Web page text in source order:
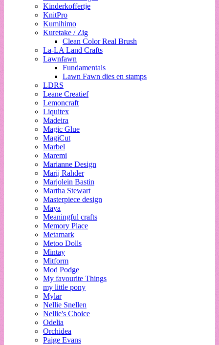
Kinderkoffertje
KnitPro
Kumihimo
Kuretake / Zig
Clean Color Real Brush
La-LA Land Crafts
Lawnfawn
Fundamentals
Lawn Fawn dies en stamps
LDRS
Leane Creatief
Lemoncraft
Liquitex
Madeira
Magic Glue
MagiCut
Marbel
Maremi
Marianne Design
Marij Rahder
Marjolein Bastin
Martha Stewart
Masterpiece design
Maya
Meaningful crafts
Memory Place
Metamark
Metoo Dolls
Mintay
Mitform
Mod Podge
My favourite Things
my little pony
Mylar
Nellie Snellen
Nellie's Choice
Odelia
Orchidea
Paige Evans